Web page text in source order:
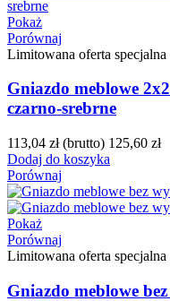
Pokaż
Porównaj
Limitowana oferta specjalna
Gniazdo meblowe
czarno-srebrne
113,04 zł (brutto) 125,60 zł
Dodaj do koszyka
Porównaj
Pokaż
Porównaj
Limitowana oferta specjalna
Gniazdo meblowe